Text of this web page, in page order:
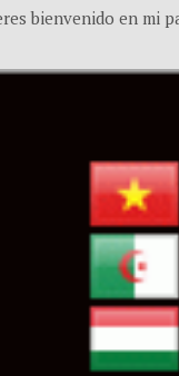
bienvenido en mi